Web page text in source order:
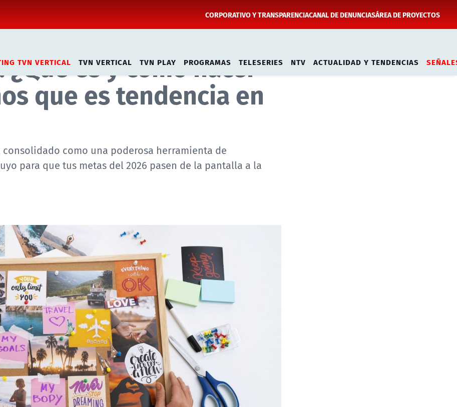
CORPORATIVO Y TRANSPARENCIACANAL DE DENUNCIASÁREA DE PROYECTOS
TVN VERTICAL TVN VERTICAL TVN PLAY PROGRAMAS TELESERIES NTV ACTUALIDAD Y TENDENCIAS
es y cómo hacer
que es tendencia en
como una poderosa herramienta de
para que tus metas del 2026 pasen de la pantalla a la